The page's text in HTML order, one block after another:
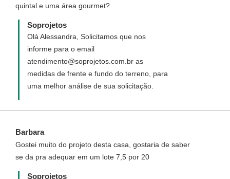
quintal e uma área gourmet?
Soprojetos
Olá Alessandra, Solicitamos que nos
informe para o email
atendimento@soprojetos.com.br as
medidas de frente e fundo do terreno, para
uma melhor análise de sua solicitação.
Barbara
Gostei muito do projeto desta casa, gostaria de saber
se da pra adequar em um lote 7,5 por 20
Soprojetos